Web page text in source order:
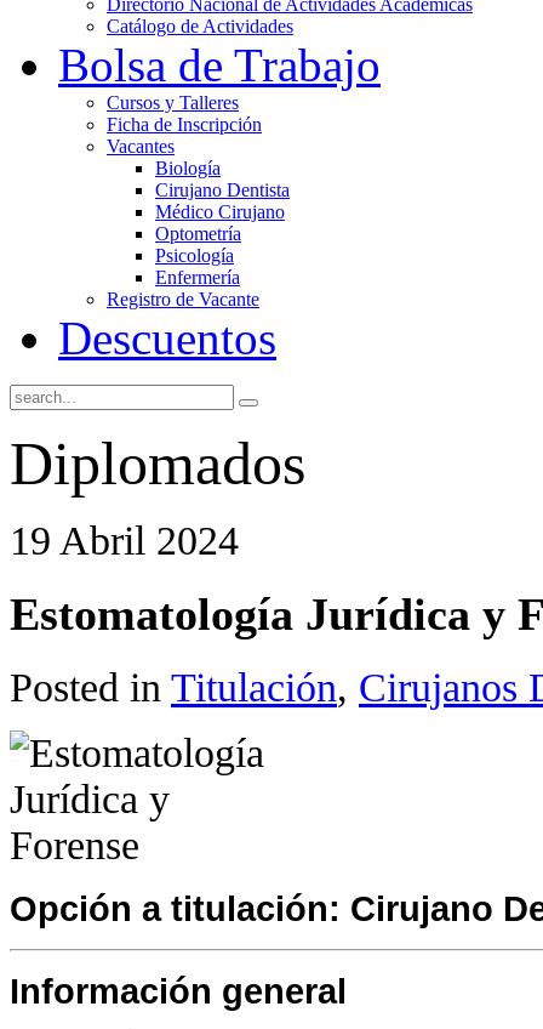
Directorio Nacional de Actividades Académicas
Catálogo de Actividades
Bolsa de Trabajo
Cursos y Talleres
Ficha de Inscripción
Vacantes
Biología
Cirujano Dentista
Médico Cirujano
Optometría
Psicología
Enfermería
Registro de Vacante
Descuentos
Diplomados
19 Abril 2024
Estomatología Jurídica y
Posted in Titulación, Cirujanos
Opción a titulación: Cirujano
Información general